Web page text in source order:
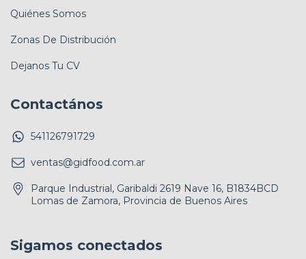
Quiénes Somos
Zonas De Distribución
Dejanos Tu CV
Contactános
541126791729
ventas@gidfood.com.ar
Parque Industrial, Garibaldi 2619 Nave 16, B1834BCD
Lomas de Zamora, Provincia de Buenos Aires
Sigamos conectados